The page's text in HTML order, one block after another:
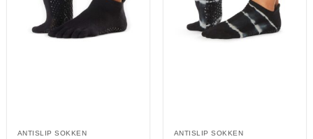
gekozen
worden
gekozen
worden
ANTISLIP SOKKEN ANTISLIP SOKKEN